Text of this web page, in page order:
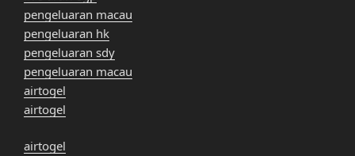
pengeluaran macau
pengeluaran hk
pengeluaran sdy
pengeluaran macau
airtogel
airtogel
airtogel